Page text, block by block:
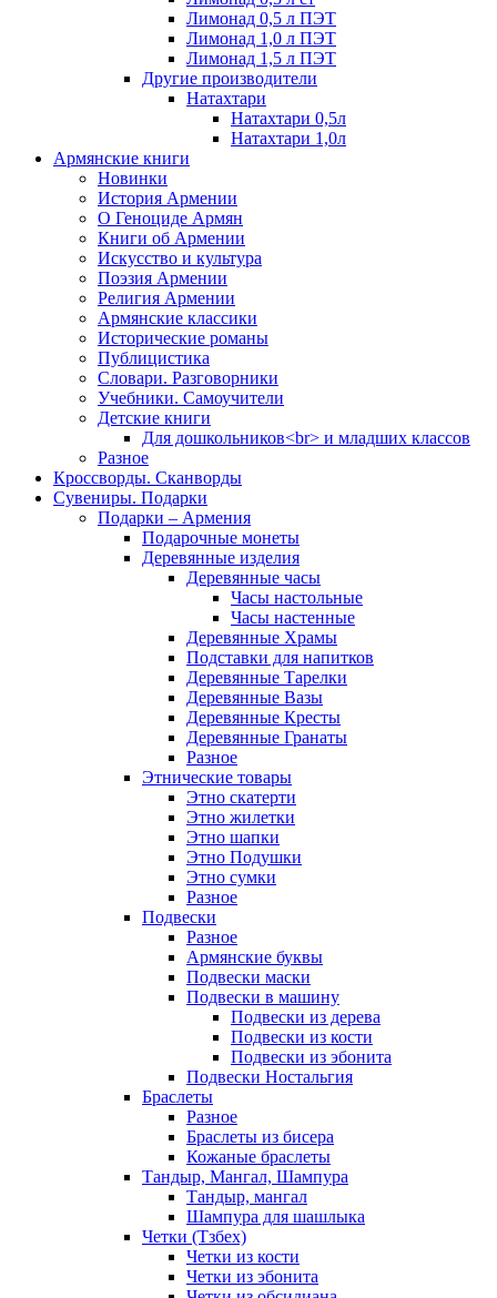
Лимонад 0,5 л ПЭТ
Лимонад 1,0 л ПЭТ
Лимонад 1,5 л ПЭТ
Другие производители
Натахтари
Натахтари 0,5л
Натахтари 1,0л
Армянские книги
Новинки
История Армении
О Геноциде Армян
Книги об Армении
Иcкусство и культура
Поэзия Армении
Религия Армении
Армянские классики
Исторические романы
Публицистика
Словари. Разговорники
Учебники. Самоучители
Детские книги
Для дошкольников<br> и младших классов
Разное
Кроссворды. Сканворды
Сувениры. Подарки
Подарки – Армения
Подарочные монеты
Деревянные изделия
Деревянные часы
Часы настольные
Часы настенные
Деревянные Храмы
Подставки для напитков
Деревянные Тарелки
Деревянные Вазы
Деревянные Кресты
Деревянные Гранаты
Разное
Этнические товары
Этно скатерти
Этно жилетки
Этно шапки
Этно Подушки
Этно сумки
Разное
Подвески
Разное
Армянские буквы
Подвески маски
Подвески в машину
Подвески из дерева
Подвески из кости
Подвески из эбонита
Подвески Ностальгия
Браслеты
Разное
Браслеты из бисера
Кожаные браслеты
Тандыр, Мангал, Шампура
Тандыр, мангал
Шампура для шашлыка
Четки (Тзбех)
Четки из кости
Четки из эбонита